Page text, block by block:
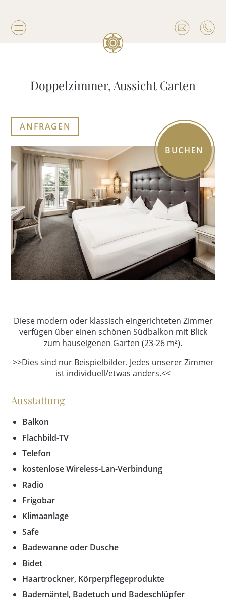
Doppelzimmer, Aussicht Garten
BUCHEN
ANFRAGEN
Diese modern oder klassisch eingerichteten Zimmer
verfügen über einen schönen Südbalkon mit Blick
zum hauseigenen Garten (23-26 m²).
>>Dies sind nur Beispielbilder. Jedes unserer Zimmer
ist individuell/etwas anders.<<
Ausstattung
Balkon
Flachbild-TV
Telefon
kostenlose Wireless-Lan-Verbindung
Radio
Frigobar
Klimaanlage
Safe
Badewanne oder Dusche
Bidet
Haartrockner, Körperpflegeprodukte
Bademäntel, Badetuch und Badeschlüpfer